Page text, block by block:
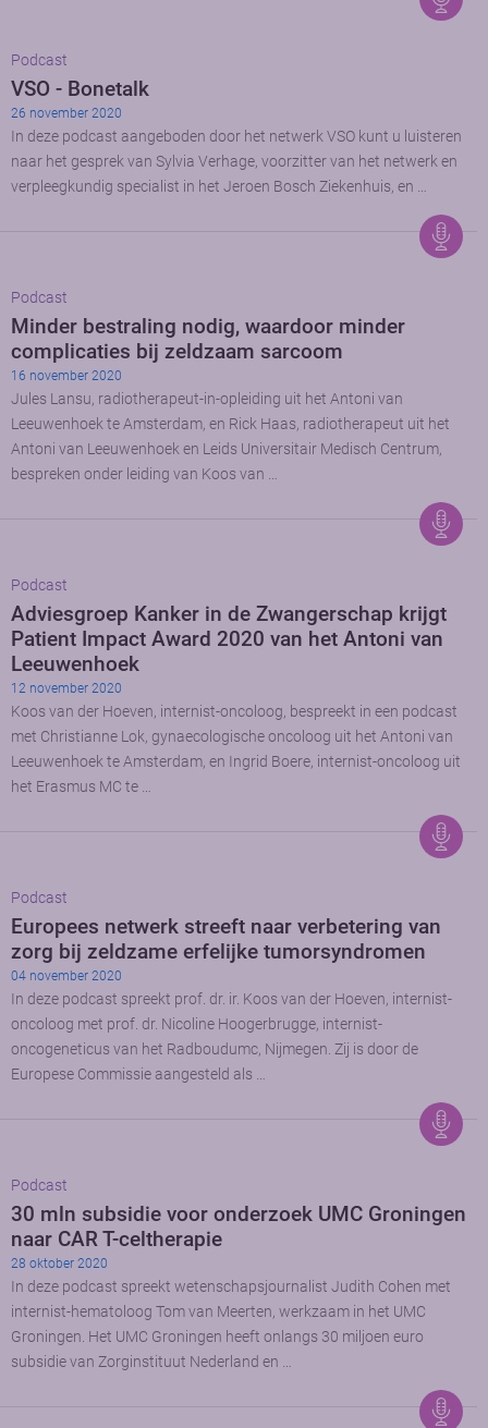
Podcast
VSO - Bonetalk
26 november 2020
In deze podcast aangeboden door het netwerk VSO kunt u luisteren
naar het gesprek van Sylvia Verhage, voorzitter van het netwerk en
verpleegkundig specialist in het Jeroen Bosch Ziekenhuis, en …
Podcast
Minder bestraling nodig, waardoor minder
complicaties bij zeldzaam sarcoom
16 november 2020
Jules Lansu, radiotherapeut-in-opleiding uit het Antoni van
Leeuwenhoek te Amsterdam, en Rick Haas, radiotherapeut uit het
Antoni van Leeuwenhoek en Leids Universitair Medisch Centrum,
bespreken onder leiding van Koos van …
Podcast
Adviesgroep Kanker in de Zwangerschap krijgt
Patient Impact Award 2020 van het Antoni van
Leeuwenhoek
12 november 2020
Koos van der Hoeven, internist-oncoloog, bespreekt in een podcast
met Christianne Lok, gynaecologische oncoloog uit het Antoni van
Leeuwenhoek te Amsterdam, en Ingrid Boere, internist-oncoloog uit
het Erasmus MC te …
Podcast
Europees netwerk streeft naar verbetering van
zorg bij zeldzame erfelijke tumorsyndromen
04 november 2020
In deze podcast spreekt prof. dr. ir. Koos van der Hoeven, internist-
oncoloog met prof. dr. Nicoline Hoogerbrugge, internist-
oncogeneticus van het Radboudumc, Nijmegen. Zij is door de
Europese Commissie aangesteld als …
Podcast
30 mln subsidie voor onderzoek UMC Groningen
naar CAR T-celtherapie
28 oktober 2020
In deze podcast spreekt wetenschapsjournalist Judith Cohen met
internist-hematoloog Tom van Meerten, werkzaam in het UMC
Groningen. Het UMC Groningen heeft onlangs 30 miljoen euro
subsidie van Zorginstituut Nederland en …